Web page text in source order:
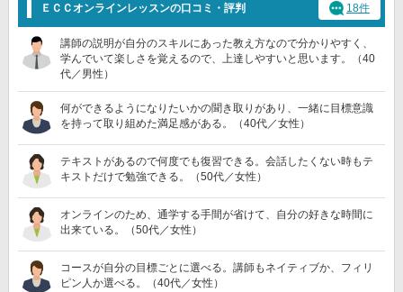
ＥＣＣオンラインレッスンの口コミ・評判 18件
講師の説明が自分のスキルにあった教え方なので分かりやすく、
学んでいて楽しさを覚えるので、上達しやすいと思います。（40
代／男性）
何ができるようになりたいかの聞き取りがあり、一緒に目標意識
を持って取り組めた満足感がある。（40代／女性）
テキストがあるので何度でも復習できる。会話したくない時もテ
キストだけで勉強できる。（50代／女性）
オンラインのため、通学する手間が省けて、自分の好きな時間に
出来ている。（50代／女性）
コースが自分の目標ごとに選べる。講師もネイティブか、フィリ
ピン人か選べる。（40代／女性）